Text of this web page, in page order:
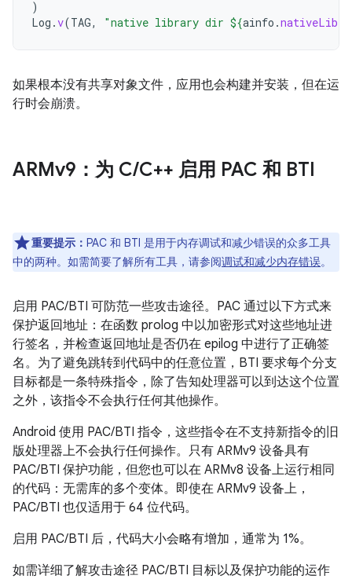
)
Log .v(TAG, "native library dir ${ainfo .
如果根本没有共享对象文件，应用也会构建并安装，但在运
行时会崩溃。
ARMv9：为 C/C++ 启用 PAC 和 BTI
重要提示： PAC 和 BTI 是用于内存调试和减少错误的众多工具
中的两种。如需简要了解所有工具，请参阅调试和减少内存错误。
启用 PAC/BTI 可防范一些攻击途径。PAC 通过以下方式来
保护返回地址：在函数 prolog 中以加密形式对这些地址进
行签名，并检查返回地址是否仍在 epilog 中进行了正确签
名。为了避免跳转到代码中的任意位置，BTI 要求每个分支
目标都是一条特殊指令，除了告知处理器可以到达这个位置
之外，该指令不会执行任何其他操作。
Android 使用 PAC/BTI 指令，这些指令在不支持新指令的旧
版处理器上不会执行任何操作。只有 ARMv9 设备具有
PAC/BTI 保护功能，但您也可以在 ARMv8 设备上运行相同
的代码：无需库的多个变体。即使在 ARMv9 设备上，
PAC/BTI 也仅适用于 64 位代码。
启用 PAC/BTI 后，代码大小会略有增加，通常为 1%。
如需详细了解攻击途径 PAC/BTI 目标以及保护功能的运作